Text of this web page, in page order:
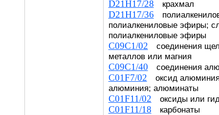
D21H17/28 крахмал
D21H17/36
полиалкениловые эфиры;
полиалкениловые эфиры
C09C1/02 соединения
металлов или магния
C09C1/40 соединения
C01F7/02 оксид
алюминия; алюминаты
C01F11/02 оксиды или
C01F11/18 карбонаты